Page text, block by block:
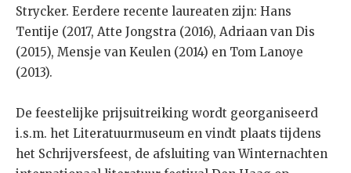
Strycker. Eerdere recente laureaten zijn: Hans
Tentije (2017, Atte Jongstra (2016), Adriaan van Dis
(2015), Mensje van Keulen (2014) en Tom Lanoye
(2013).
De feestelijke prijsuitreiking wordt georganiseerd
i.s.m. het Literatuurmuseum en vindt plaats tijdens
het Schrijversfeest, de afsluiting van Winternachten